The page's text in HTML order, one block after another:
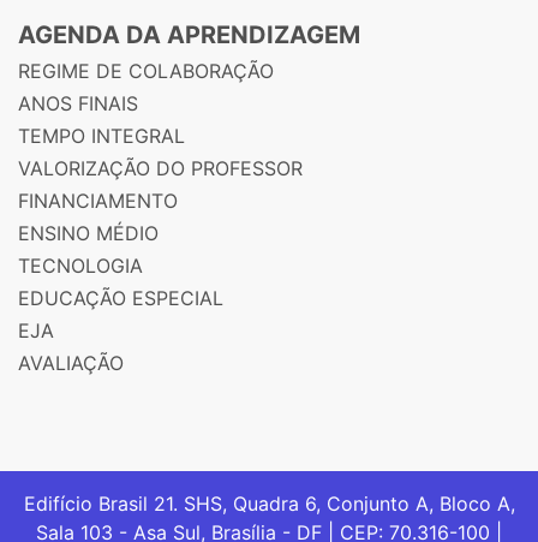
AGENDA DA APRENDIZAGEM
REGIME DE COLABORAÇÃO
ANOS FINAIS
TEMPO INTEGRAL
VALORIZAÇÃO DO PROFESSOR
FINANCIAMENTO
ENSINO MÉDIO
TECNOLOGIA
EDUCAÇÃO ESPECIAL
EJA
AVALIAÇÃO
Edifício Brasil 21. SHS, Quadra 6, Conjunto A, Bloco A,
Sala 103 - Asa Sul, Brasília - DF | CEP: 70.316-100 |